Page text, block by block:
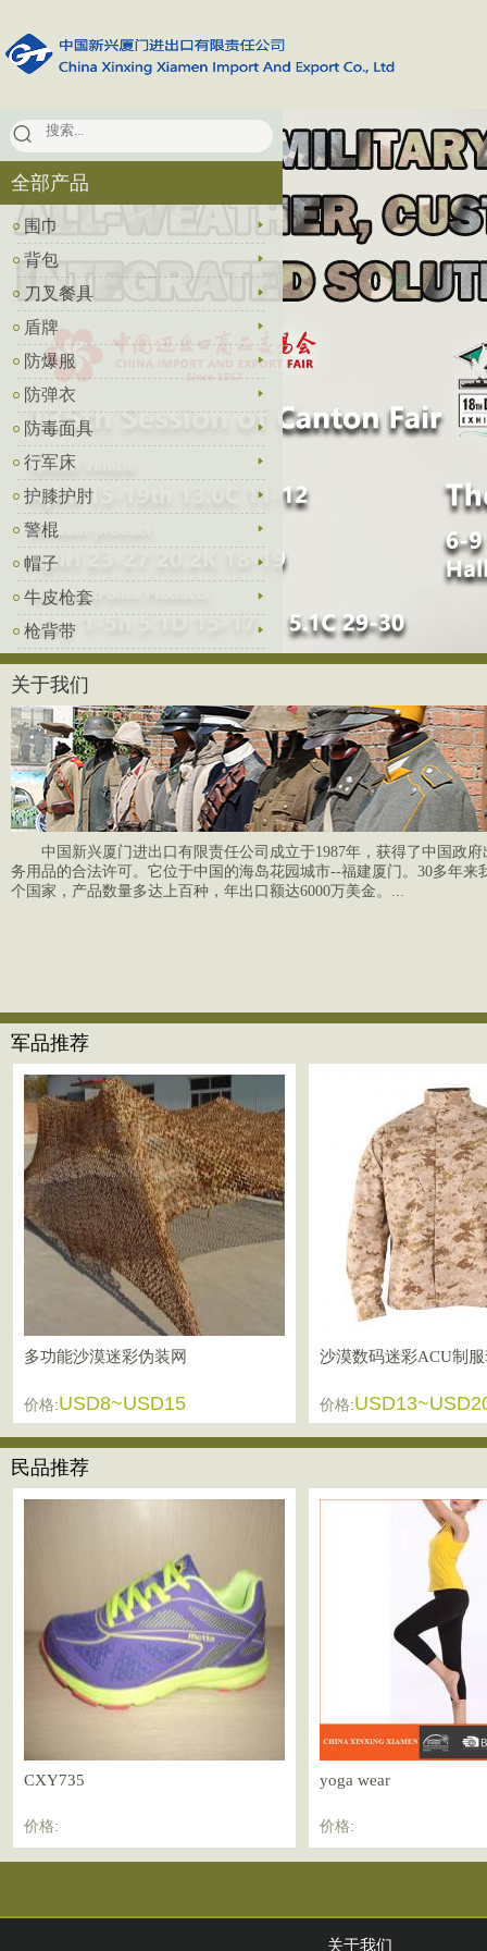
全部产品
围巾
背包
刀叉餐具
盾牌
防爆服
防弹衣
防毒面具
行军床
护膝护肘
警棍
帽子
牛皮枪套
枪背带
关于我们
中国新兴厦门进出口有限责任公司成立于1987年，获得了中国政
务用品的合法许可。它位于中国的海岛花园城市--福建厦门。30多年来
个国家，产品数量多达上百种，年出口额达6000万美金。...
军品推荐
多功能沙漠迷彩伪装网
价格:USD8~USD15
沙漠数码迷彩ACU制
价格:
民品推荐
CXY735
价格:
yoga wear
价格:
关于我们